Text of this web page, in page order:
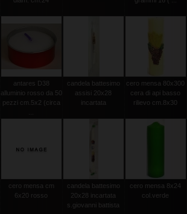
antares D38
alluminio rosso da 50
pezzi cm.5x2 (circa
candela battesimo
assisi 20x28
incartata
cero mensa 80x300
cera di api basso
rilievo cm.8x30
cero mensa cm
6x20 rosso
candela battesimo
20x28 incartata
s.giovanni battista
cero mensa 8x24
col.verde